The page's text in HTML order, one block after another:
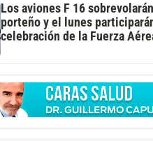
Los aviones F 16
porteño y el lunes
celebración de la Fuerza